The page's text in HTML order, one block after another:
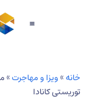
»ویزا و مهاجرت»
کانادا